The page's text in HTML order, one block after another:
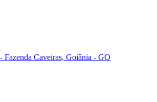
Fazenda Caveiras, Goiânia - GO